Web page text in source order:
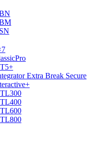
Extra Break Secure